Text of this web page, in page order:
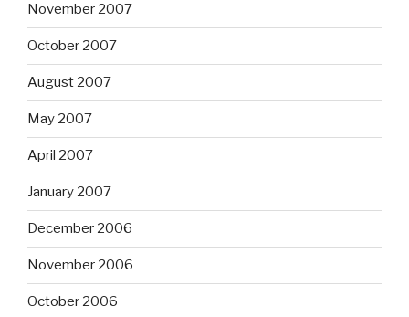
November 2007
October 2007
August 2007
May 2007
April 2007
January 2007
December 2006
November 2006
October 2006